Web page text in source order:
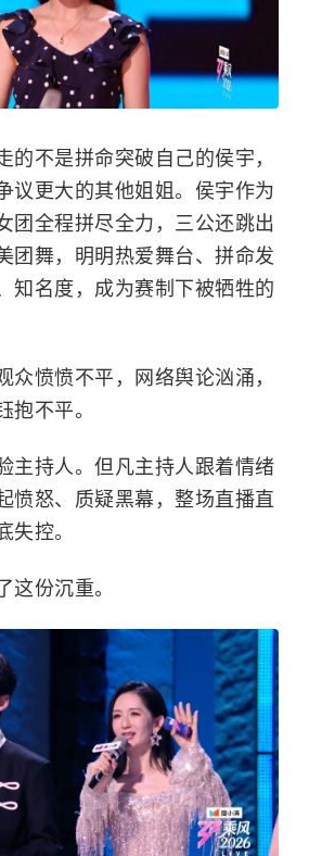
的不是拼命突破自己的侯宇，
议更大的其他姐姐。侯宇作为
团全程拼尽全力，三公还跳出
团舞，明明热爱舞台、拼命发
知名度，成为赛制下被牺牲的
众愤愤不平，网络舆论汹涌，
抱不平。
主持人。但凡主持人跟着情绪
愤怒、质疑黑幕，整场直播直
失控。
这份沉重。